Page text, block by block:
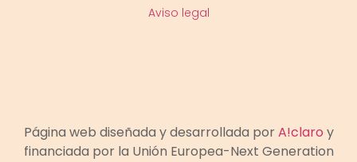
Aviso legal
Página web diseñada y desarrollada porA!claro y
financiada por la Unión Europea-Next Generation